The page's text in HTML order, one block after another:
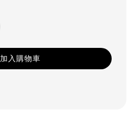
加入購物車